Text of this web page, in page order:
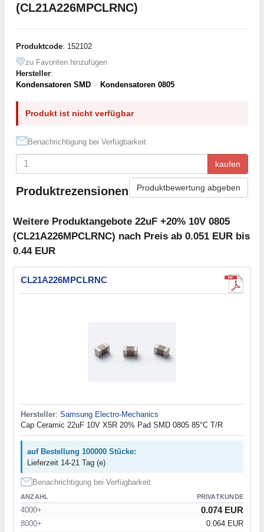
(CL21A226MPCLRNC)
Produktcode: 152102
zu Favoriten hinzufügen
Hersteller:
Kondensatoren SMD > Kondensatoren 0805
Produkt ist nicht verfügbar
Benachrichtigung bei Verfügbarkeit
kaufen
Produktrezensionen Produktbewertung abgeben
Weitere Produktangebote 22uF +20% 10V 0805
(CL21A226MPCLRNC) nach Preis ab 0.051 EUR bis
0.44 EUR
CL21A226MPCLRNC
Hersteller: Samsung Electro-Mechanics
Cap Ceramic 22uF 10V X5R 20% Pad SMD 0805 85°C T/R
auf Bestellung 100000 Stücke:
Lieferzeit 14-21 Tag (e)
Benachrichtigung bei Verfügbarkeit
ANZAHL PRIVATKUNDE
4000+ 0.074 EUR
8000+
0.064 EUR